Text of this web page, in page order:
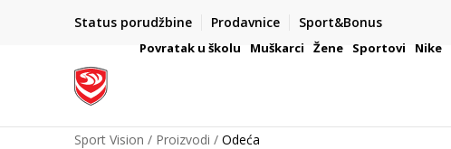
Status porudžbine Prodavnice Sport&Bonus
VAŽNO OBAVEŠTENJE ZA POTROŠAČE
Povratak u školu Muškarci Žene Sportovi Nike
Sport Vision Proizvodi Odeća